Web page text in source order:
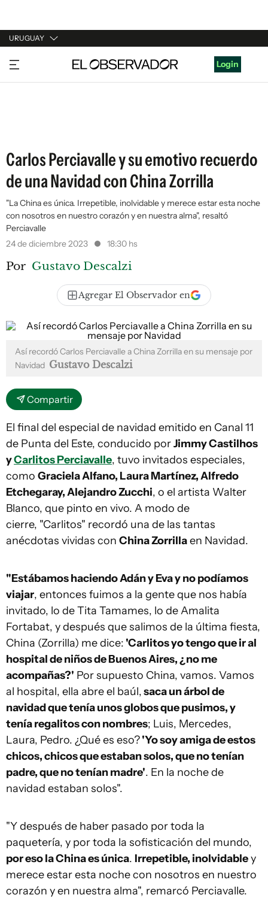
URUGUAY
URUGUAY
ARGENTINA
Login
Carlos Perciavalle y su emotivo recuerdo
de una Navidad con China Zorrilla
"La China es única. Irrepetible, inolvidable y merece estar esta noche
con nosotros en nuestro corazón y en nuestra alma", resaltó
Perciavalle
24 de diciembre 2023
18:30 hs
Por Gustavo Descalzi
Agregar El Observador en
Así recordó Carlos Perciavalle a China Zorrilla en su mensaje por
Navidad Gustavo Descalzi
Compartir
El final del especial de navidad emitido en Canal 11
de Punta del Este, conducido porJimmy Castilhos
yCarlitos Perciavalle, tuvo invitados especiales,
como Graciela Alfano, Laura Martínez, Alfredo
Etchegaray, Alejandro Zucchi, o el artista Walter
Blanco, que pinto en vivo. A modo de
cierre, "Carlitos" recordó una de las tantas
anécdotas vividas con China Zorrillaen Navidad.
"Estábamos haciendo Adán y Eva y no podíamos
viajar, entonces fuimos a la gente que nos había
invitado, lo de Tita Tamames, lo de Amalita
Fortabat, y después que salimos de la última fiesta,
China (Zorrilla) me dice: 'Carlitos yo tengo que ir al
hospital de niños de Buenos Aires, ¿no me
acompañas?' Por supuesto China, vamos. Vamos
al hospital, ella abre el baúl,saca un árbol de
navidad que tenía unos globos que pusimos, y
tenía regalitos con nombres; Luis, Mercedes,
Laura, Pedro. ¿Qué es eso?'Yo soy amiga de estos
chicos, chicos que estaban solos, que no tenían
padre, que no tenían madre'. En la noche de
navidad estaban solos".
"Y después de haber pasado por toda la
paquetería, y por toda la sofisticación del mundo,
por eso la China es única. Irrepetible, inolvidabley
merece estar esta noche con nosotros en nuestro
corazón y en nuestra alma", remarcó Perciavalle.